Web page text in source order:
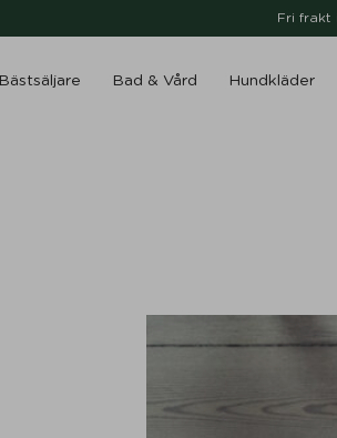
Fri frakt
Bästsäljare Bad & Vård Hundkläder